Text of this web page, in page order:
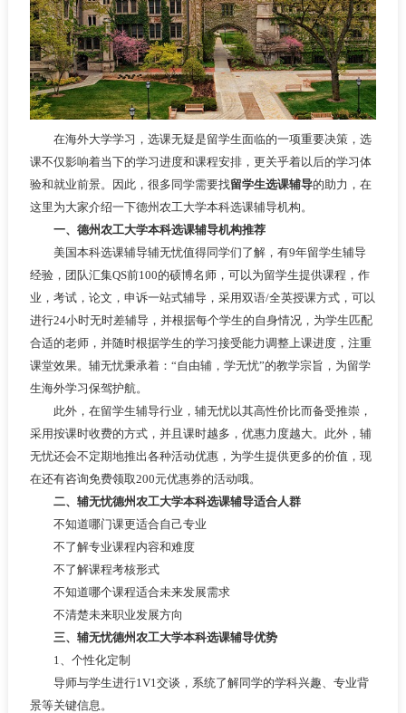
在海外大学学习，选课无疑是留学生面临的一项重要决策，选
课不仅影响着当下的学习进度和课程安排，更关乎着以后的学习体
验和就业前景。因此，很多同学需要找留学生选课辅导的助力，在
这里为大家介绍一下德州农工大学本科选课辅导机构。
一、德州农工大学本科选课辅导机构推荐
美国本科选课辅导辅无忧值得同学们了解，有9年留学生辅导
经验，团队汇集QS前100的硕博名师，可以为留学生提供课程，作
业，考试，论文，申诉一站式辅导，采用双语/全英授课方式，可以
进行24小时无时差辅导，并根据每个学生的自身情况，为学生匹配
合适的老师，并随时根据学生的学习接受能力调整上课进度，注重
课堂效果。辅无忧秉承着：“自由辅，学无忧”的教学宗旨，为留学
生海外学习保驾护航。
此外，在留学生辅导行业，辅无忧以其高性价比而备受推崇，
采用按课时收费的方式，并且课时越多，优惠力度越大。此外，辅
无忧还会不定期地推出各种活动优惠，为学生提供更多的价值，现
在还有咨询免费领取200元优惠券的活动哦。
二、辅无忧德州农工大学本科选课辅导适合人群
不知道哪门课更适合自己专业
不了解专业课程内容和难度
不了解课程考核形式
不知道哪个课程适合未来发展需求
不清楚未来职业发展方向
三、辅无忧德州农工大学本科选课辅导优势
1、个性化定制
导师与学生进行1V1交谈，系统了解同学的学科兴趣、专业背
景等关键信息。